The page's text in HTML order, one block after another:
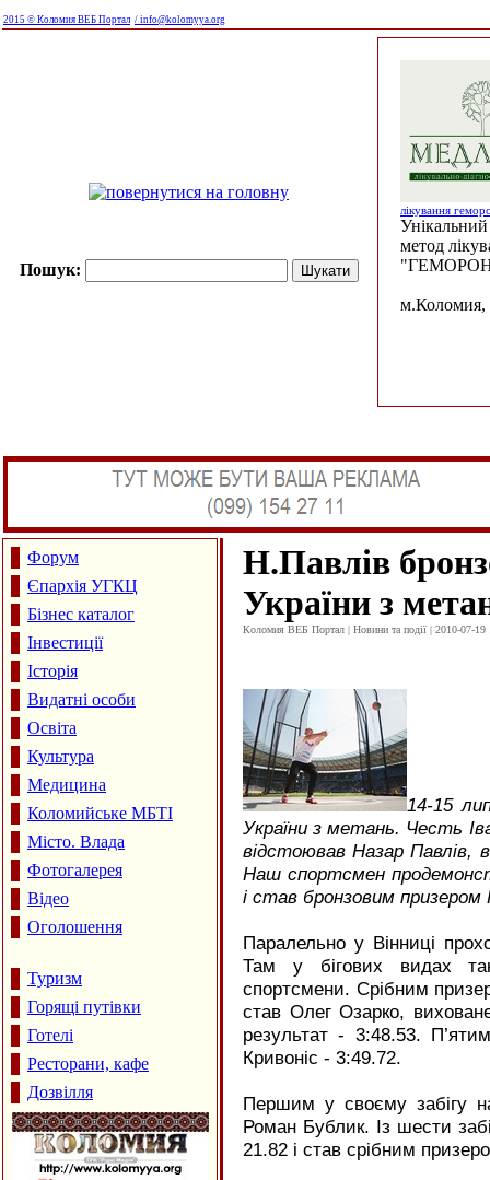
2015 © Коломия ВЕБ Портал / info@kolomyya.org
Пошук:
лікування
Унікальний
метод
м.Коломия,
Форум
Єпархія УГКЦ
Бізнес каталог
Інвестиції
Історія
Видатні особи
Освіта
Культура
Медицина
Коломийське МБТІ
Місто. Влада
Фотогалерея
Відео
Оголошення
Туризм
Горящі путівки
Готелі
Ресторани, кафе
Дозвілля
Н.Павлів
України з
Коломия ВЕБ Портал | Новини та події | 2010-07-19
14-15
України з метань. Честь
відстоював Назар Павлів,
Наш спортсмен
і став бронзовим призером
Паралельно у Вінниці
Там у бігових видах
спортсмени. Срібним
став Олег Озарко,
результат - 3:48.53.
Кривоніс - 3:49.72.
Першим у своєму забігу
Роман Бублик. Із шести
21.82 і став срібним